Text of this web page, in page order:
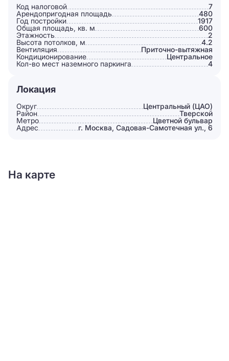
Код налоговой
7
Арендопригодная площадь
480
Год постройки
1917
Общая площадь, кв. м
600
Этажность
2
Высота потолков, м
4.2
Вентиляция
Приточно-вытяжная
Кондиционирование
Центральное
Кол-во мест наземного паркинга
4
Локация
Округ
Центральный (ЦАО)
Район
Тверской
Метро
Цветной бульвар
Адрес
г. Москва, Садовая-Самотечная ул., 6
На карте